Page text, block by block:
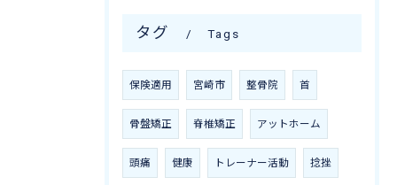
タグ Tags
保険適用 宮崎市 整骨院 首
骨盤矯正 脊椎矯正 アットホーム
頭痛 健康 トレーナー活動 捻挫